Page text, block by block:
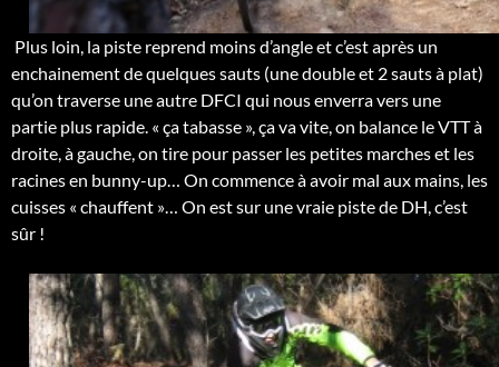
Plus loin, la piste reprend moins d’angle et c’est après un
enchainement de quelques sauts (une double et 2 sauts à plat)
qu’on traverse une autre DFCI qui nous enverra vers une
partie plus rapide. « ça tabasse », ça va vite, on balance le VTT à
droite, à gauche, on tire pour passer les petites marches et les
racines en bunny-up… On commence à avoir mal aux mains, les
cuisses « chauffent »… On est sur une vraie piste de DH, c’est
sûr !